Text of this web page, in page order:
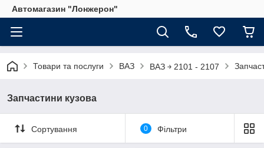
Автомагазин "Лонжерон"
Товари та послуги ВАЗ ВАЗ ￫ 2101 - 2107
Запчастини кузова
Сортування 0 Фільтри